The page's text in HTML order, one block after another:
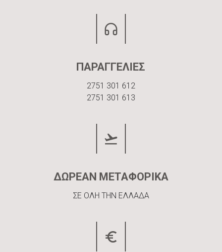
ΠΑΡΑΓΓΕΛΙΕΣ
2751 301 612
2751 301 613
ΔΩΡΕΑΝ ΜΕΤΑΦΟΡΙΚΑ
ΣΕ ΟΛΗ ΤΗΝ ΕΛΛΑΔΑ